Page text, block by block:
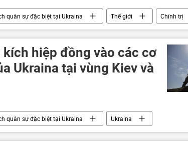
quân sự đặc biệt tại Ukraina Thế giới
Chính trị
Ukraina NATO Nhà Trắng
Nga
xung đột quân sự quan hệ
Quân sự
hiệp đồng vào các cơ
Ukraina tại vùng Kiev và
quân sự đặc biệt tại Ukraina
Ukraina
Nga Quân sự
Chính trị